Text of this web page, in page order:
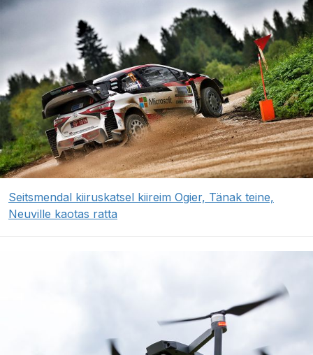
Seitsmendal kiiruskatsel kiireim Ogier, Tänak teine,
Neuville kaotas ratta